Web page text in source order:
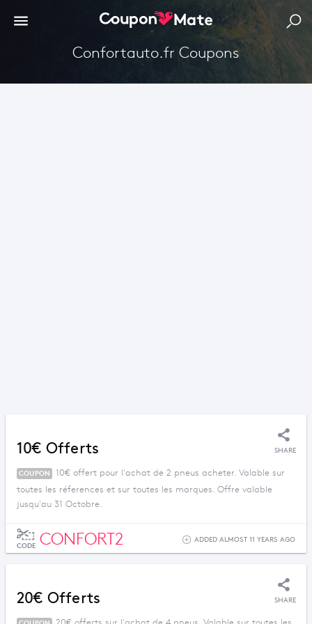
Confortauto.fr Coupons
10€ Offerts SHARE
COUPON
10€ offert pour l'achat de 2 pneus acheter. Valable sur
toutes les réferences et sur toutes les marques. Offre valable
jusqu'au 31 Octobre.
CODE CONFORT2 ADDED ALMOST 11 YEARS AGO
20€ Offerts SHARE